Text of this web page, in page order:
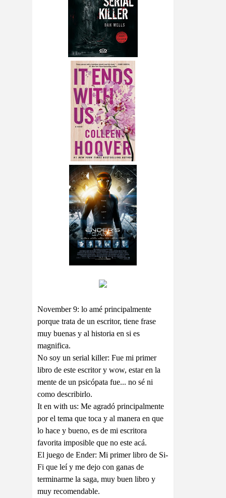
November 9: lo amé principalmente
porque trata de un escritor, tiene frase
muy buenas y al historia en si es
magnifica.
No soy un serial killer: Fue mi primer
libro de este escritor y wow, estar en la
mente de un psicópata fue... no sé ni
como describirlo.
It en with us: Me agradó principalmente
por el tema que toca y al manera en que
lo hace y bueno, es de mi escritora
favorita imposible que no este acá.
El juego de Ender: Mi primer libro de Si-
Fi que leí y me dejo con ganas de
terminarme la saga, muy buen libro y
muy recomendable.